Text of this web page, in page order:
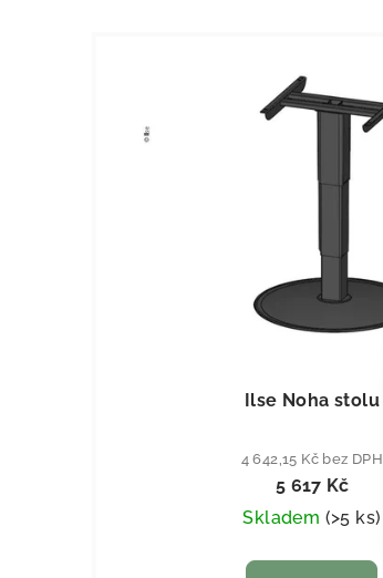
Ilse Noha stolu
4 642,15 Kč bez DPH
5 617 Kč
Skladem (>5 ks)